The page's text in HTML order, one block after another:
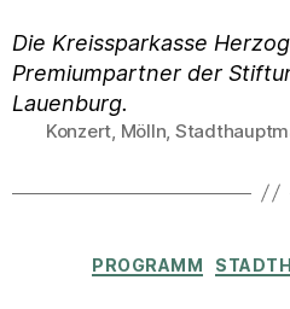
Die Kreissparkasse
Premiumpartner der
Lauenburg.
Schlagwörter
Konzert Mölln
PROGRAMM